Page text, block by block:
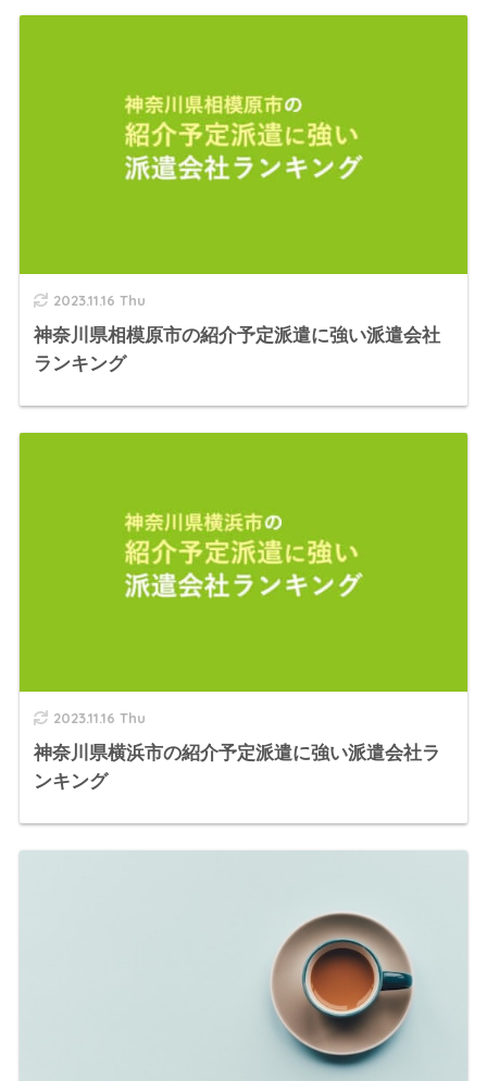
2023.11.16 Thu
神奈川県相模原市の紹介予定派遣に強い派遣会社
ランキング
2023.11.16 Thu
神奈川県横浜市の紹介予定派遣に強い派遣会社ラ
ンキング